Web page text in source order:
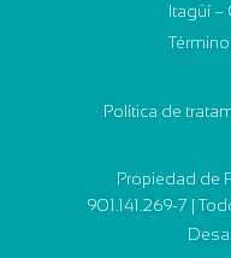
Itagüí –
Política de
Propiedad de
901.141.269-7 |